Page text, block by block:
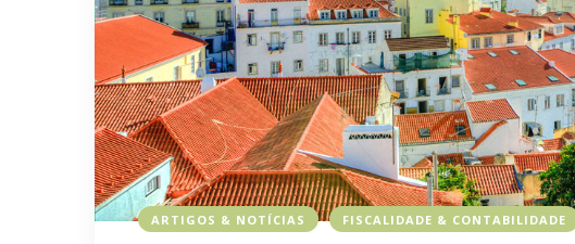
ARTIGOS & NOTÍCIAS FISCALIDADE & CONTABILIDADE